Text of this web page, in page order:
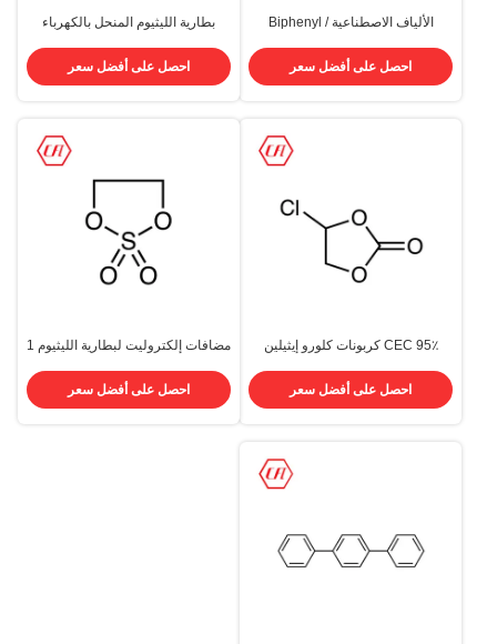
الألياف الاصطناعية Biphenyl /
احصل على أفضل سعر
بطارية الليثيوم المنحل بالكهرباء
CAS 872-36-6
احصل على أفضل سعر
95٪ CEC كربونات كلورو إيثيلين
احصل على أفضل سعر
مضافات إلكتروليت لبطارية الليثيوم 1
CAS 1072-53-3
احصل على أفضل سعر